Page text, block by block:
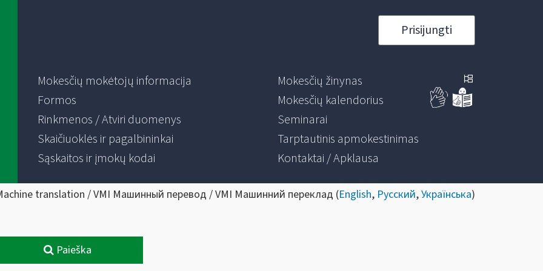
Prisijungti
Mokesčių mokėtojų informacija
Formos
Rinkmenos / Atviri duomenys
Skaičiuoklės ir pagalbininkai
Sąskaitos ir įmokų kodai
Mokesčių žinynas
Mokesčių kalendorius
Seminarai
Tarptautinis apmokestinimas
Kontaktai / Apklausa
translation / VMI Машинный перевод / VMI Машинний переклад (English, Русский,Українська)
Paieška